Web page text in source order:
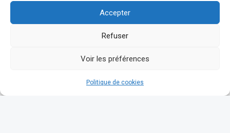
Accepter
Refuser
Voir les préférences
Politique de cookies